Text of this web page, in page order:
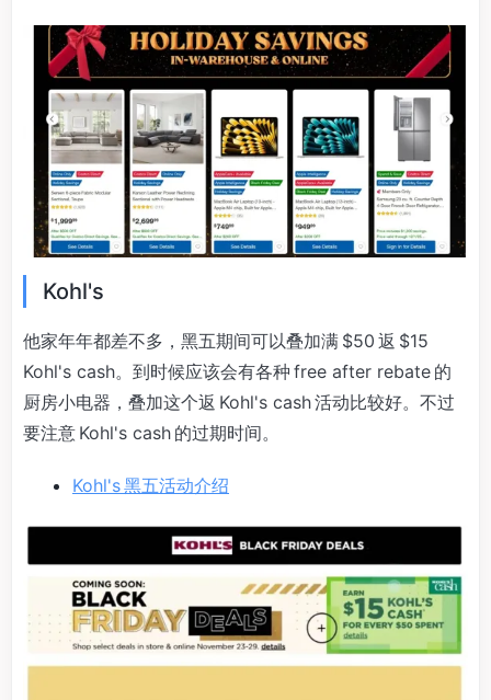
Kohl's
他家年年都差不多，黑五期间可以叠加满 $50 返 $15
Kohl's cash。到时候应该会有各种 free after rebate 的
厨房小电器，叠加这个返 Kohl's cash 活动比较好。不过
要注意 Kohl's cash 的过期时间。
Kohl's 黑五活动介绍